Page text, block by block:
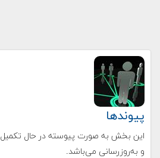
پیوندها
این بخش به صورت پیوسته در حال تکمیل
و به‌روزرسانی می‌باشد.